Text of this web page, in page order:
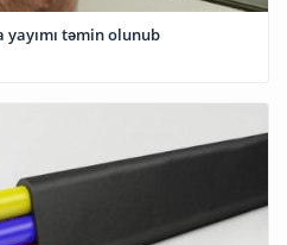
təmin olunub